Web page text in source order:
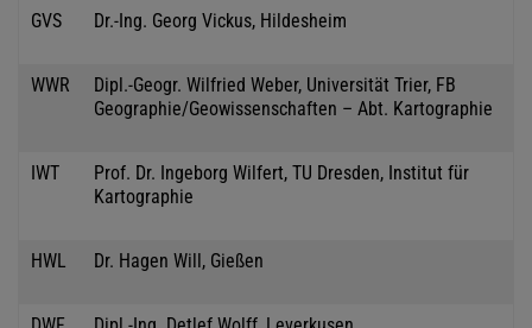
GVS Dr.-Ing. Georg Vickus, Hildesheim
WWR
Dipl.-Geogr. Wilfried Weber, Universität Trier, FB
Geographie/Geowissenschaften – Abt. Kartographie
IWT
Prof. Dr. Ingeborg Wilfert, TU Dresden, Institut für
Kartographie
HWL Dr. Hagen Will, Gießen